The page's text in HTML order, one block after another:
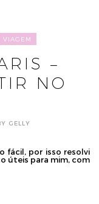
VIAGEM
–
NO
GELLY
fácil, por isso resolvi
úteis para mim, com